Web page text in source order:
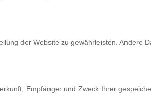
der Website zu gewährleisten. Andere
Empfänger und Zweck Ihrer